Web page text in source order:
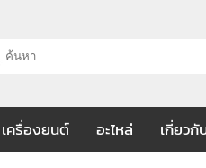
เครื่องยนต์ อะไหล่ เกี่ยวกั